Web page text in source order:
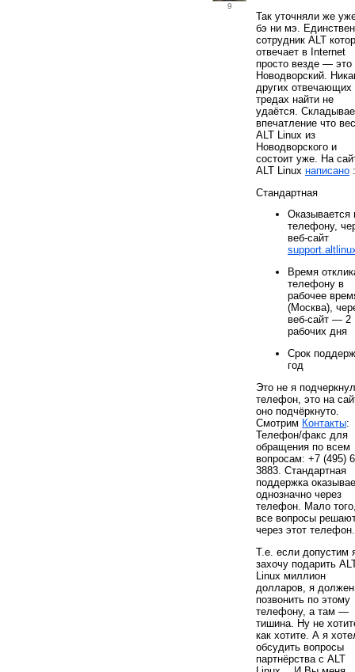
9
Так уточняли же
бэ ни мэ.
сотрудник ALT
отвечает в Internet
просто везде — это
Новодворский.
других отвечающих
тредах найти не
удаётся.
впечатление что
ALT Linux из
Новодворского и
состоит уже. На
ALT Linux написано :
Стандартная
Оказывается
телефону,
веб-сайт
Время
телефону в
рабочее
(Москва),
веб-сайт — 2
рабочих дня
Срок
год
Это не я подчеркнул
телефон, это на
оно подчёркнуто.
Смотрим Контакты:
Телефон/факс для
обращения по всем
вопросам: +7 (495)
3883. Стандартная
поддержка
однозначно через
телефон. Мало
все вопросы
через этот телефон.
Т.е. если допустим
захочу подарить
Linux миллион
долларов, я должен
позвонить по этому
телефону, а там —
тишина. Ну не
как хотите. А я
обсудить вопросы
партнёрства с ALT